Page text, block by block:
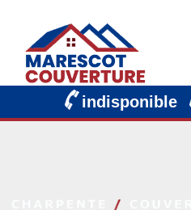
indisponible